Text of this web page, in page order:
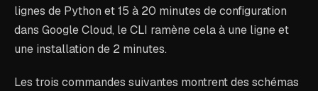
lignes de Python et 15 à 20 minutes de configuration
dans Google Cloud, le CLI ramène cela à une ligne et
une installation de 2 minutes.
Les trois commandes suivantes montrent des schémas